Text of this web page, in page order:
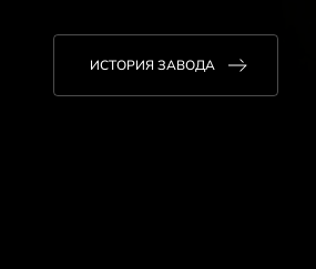
ИСТОРИЯ ЗАВОДА